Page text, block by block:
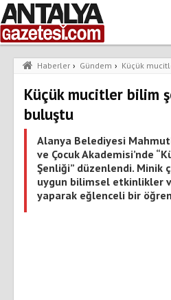
Haberler › Gündem › Küçük
Küçük mucitler bilim
buluştu
Alanya Belediyesi
ve Çocuk Akademisi’nde
Şenliği” düzenlendi. Minik
uygun bilimsel etkinlikler
yaparak eğlenceli bir